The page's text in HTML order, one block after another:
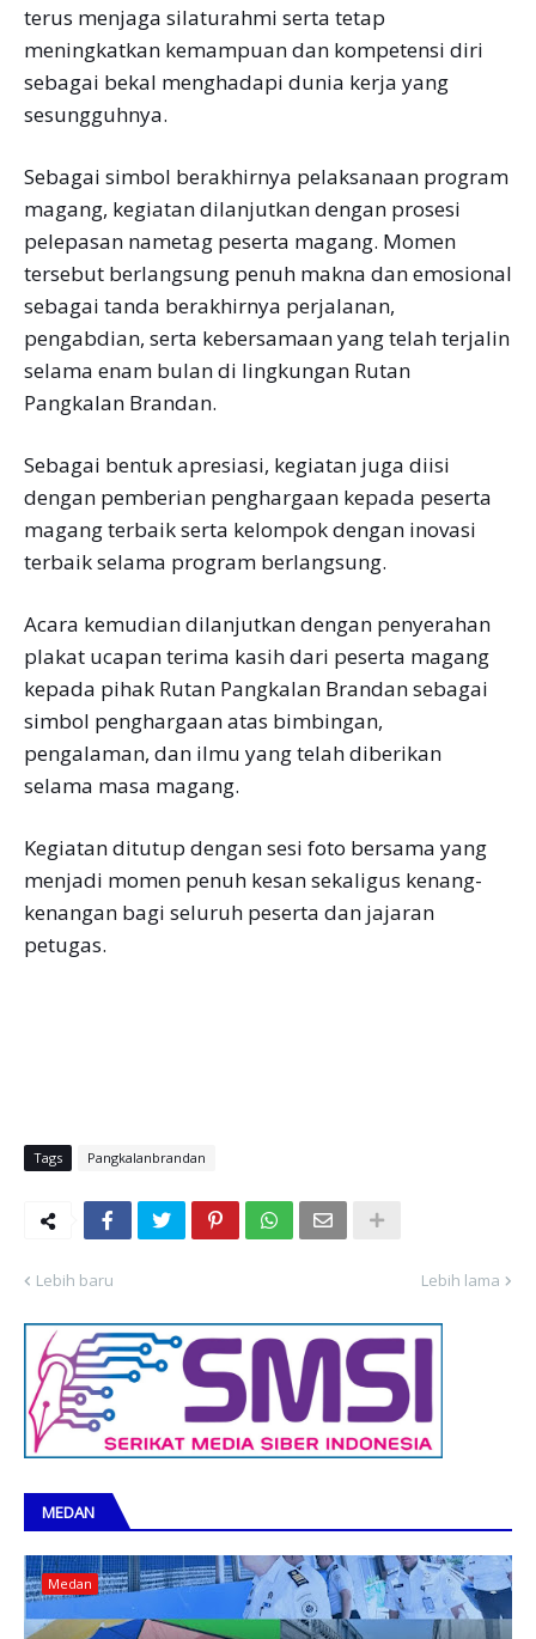
terus menjaga silaturahmi serta tetap
meningkatkan kemampuan dan kompetensi diri
sebagai bekal menghadapi dunia kerja yang
sesungguhnya.
Sebagai simbol berakhirnya pelaksanaan program
magang, kegiatan dilanjutkan dengan prosesi
pelepasan nametag peserta magang. Momen
tersebut berlangsung penuh makna dan emosional
sebagai tanda berakhirnya perjalanan,
pengabdian, serta kebersamaan yang telah terjalin
selama enam bulan di lingkungan Rutan
Pangkalan Brandan.
Sebagai bentuk apresiasi, kegiatan juga diisi
dengan pemberian penghargaan kepada peserta
magang terbaik serta kelompok dengan inovasi
terbaik selama program berlangsung.
Acara kemudian dilanjutkan dengan penyerahan
plakat ucapan terima kasih dari peserta magang
kepada pihak Rutan Pangkalan Brandan sebagai
simbol penghargaan atas bimbingan,
pengalaman, dan ilmu yang telah diberikan
selama masa magang.
Kegiatan ditutup dengan sesi foto bersama yang
menjadi momen penuh kesan sekaligus kenang-
kenangan bagi seluruh peserta dan jajaran
petugas.
Tags Pangkalanbrandan
Lebih baru Lebih lama
MEDAN
Medan